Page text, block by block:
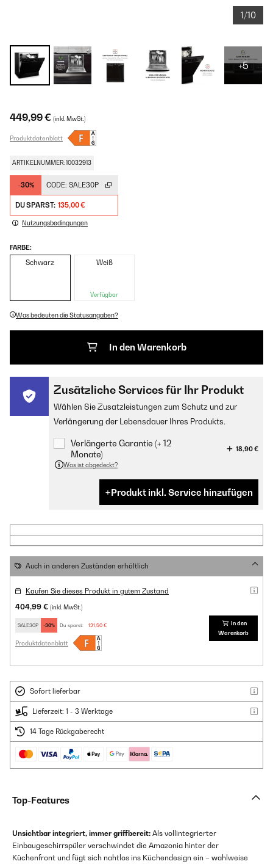
1/10
+5
449,99 € (inkl. MwSt.)
Produktdatenblatt
ARTIKELNUMMER: 10032913
-30% CODE: SALE30P
DU SPARST: 135,00 €
Nutzungsbedingungen
FARBE:
Schwarz Weiß
Verfügbar
Was bedeuten die Statusangaben?
In den Warenkorb
Zusätzliche Services für Ihr Produkt
Wählen Sie Zusatzleistungen zum Schutz und zur
Verlängerung der Lebensdauer Ihres Produkts.
Verlängerte Garantie (+ 12
Monate)
18,90 €
Was ist abgedeckt?
Produkt inkl. Service hinzufügen
Auch in anderen Zuständen erhältlich
Kaufen Sie dieses Produkt in gutem Zustand
404,99 € (inkl. MwSt.)
SALE30P -30% Du sparst: 121,50 €
Produktdatenblatt
In den
Warenkorb
Sofort lieferbar
Lieferzeit: 1 - 3 Werktage
14 Tage Rückgaberecht
Top-Features
Unsichtbar integriert, immer griffbereit: Als vollintegrierter
Einbaugeschirrspüler verschwindet die Amazonia hinter der
Küchenfront und fügt sich nahtlos ins Küchendesign ein – wahlweise